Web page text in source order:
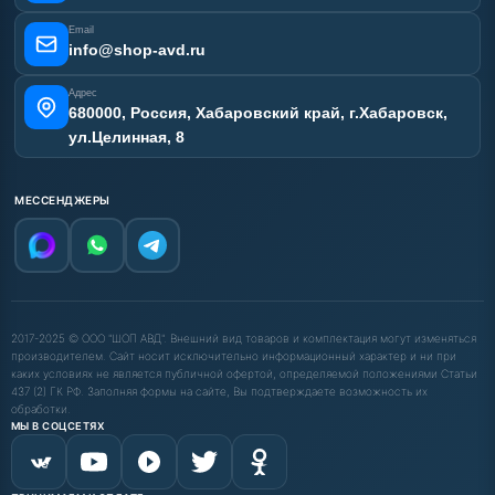
Email
info@shop-avd.ru
Адрес
680000, Россия, Хабаровский край, г.Хабаровск,
ул.Целинная, 8
МЕССЕНДЖЕРЫ
2017-2025 © ООО "ШОП АВД". Внешний вид товаров и комплектация могут изменяться
производителем. Сайт носит исключительно информационный характер и ни при
каких условиях не является публичной офертой, определяемой положениями Статьи
437 (2) ГК РФ. Заполняя формы на сайте, Вы подтверждаете возможность их
обработки.
МЫ В СОЦСЕТЯХ